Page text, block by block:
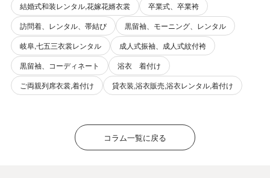
結婚式和装レンタル,花嫁花婿衣裳
卒業式、卒業袴
訪問着、レンタル、帯結び
黒留袖、モーニング、レンタル
岐阜,七五三衣裳レンタル
成人式振袖、成人式紋付袴
黒留袖、コーディネート
浴衣 着付け
ご両親列席衣裳,着付け
貸衣装,浴衣販売,浴衣レンタル,着付け
コラム一覧に戻る